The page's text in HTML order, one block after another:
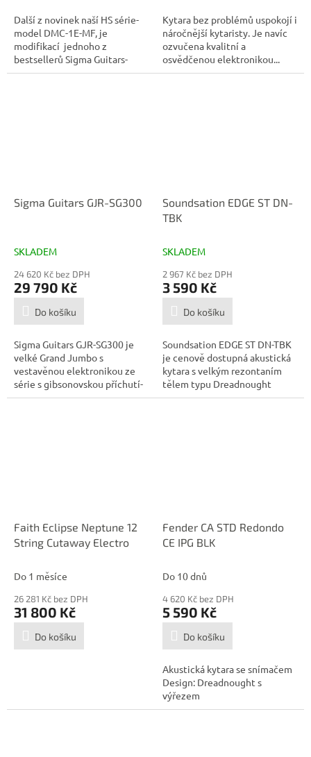
Další z novinek naší HS série-
model DMC-1E-MF, je
modifikací jednoho z
bestsellerů Sigma Guitars-
modelu...
Kytara bez problémů uspokojí i
náročnější kytaristy. Je navíc
ozvučena kvalitní a
osvědčenou elektronikou...
Sigma Guitars GJR-SG300
SKLADEM
24 620 Kč bez DPH
29 790 Kč
Do košíku
Sigma Guitars GJR-SG300 je
velké Grand Jumbo s
vestavěnou elektronikou ze
série s gibsonovskou příchutí-
série SG.
Soundsation EDGE ST DN-
TBK
SKLADEM
2 967 Kč bez DPH
3 590 Kč
Do košíku
Soundsation EDGE ST DN-TBK
je cenově dostupná akustická
kytara s velkým rezontaním
tělem typu Dreadnought
vhodná...
Faith Eclipse Neptune 12
String Cutaway Electro
Do 1 měsíce
26 281 Kč bez DPH
31 800 Kč
Do košíku
Fender CA STD Redondo
CE IPG BLK
Do 10 dnů
4 620 Kč bez DPH
5 590 Kč
Do košíku
Akustická kytara se snímačem
Design: Dreadnought s
výřezem